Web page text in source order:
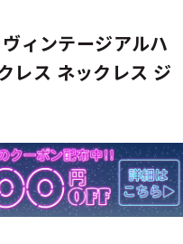
ィンテージアルハ
レス ネックレス ジ